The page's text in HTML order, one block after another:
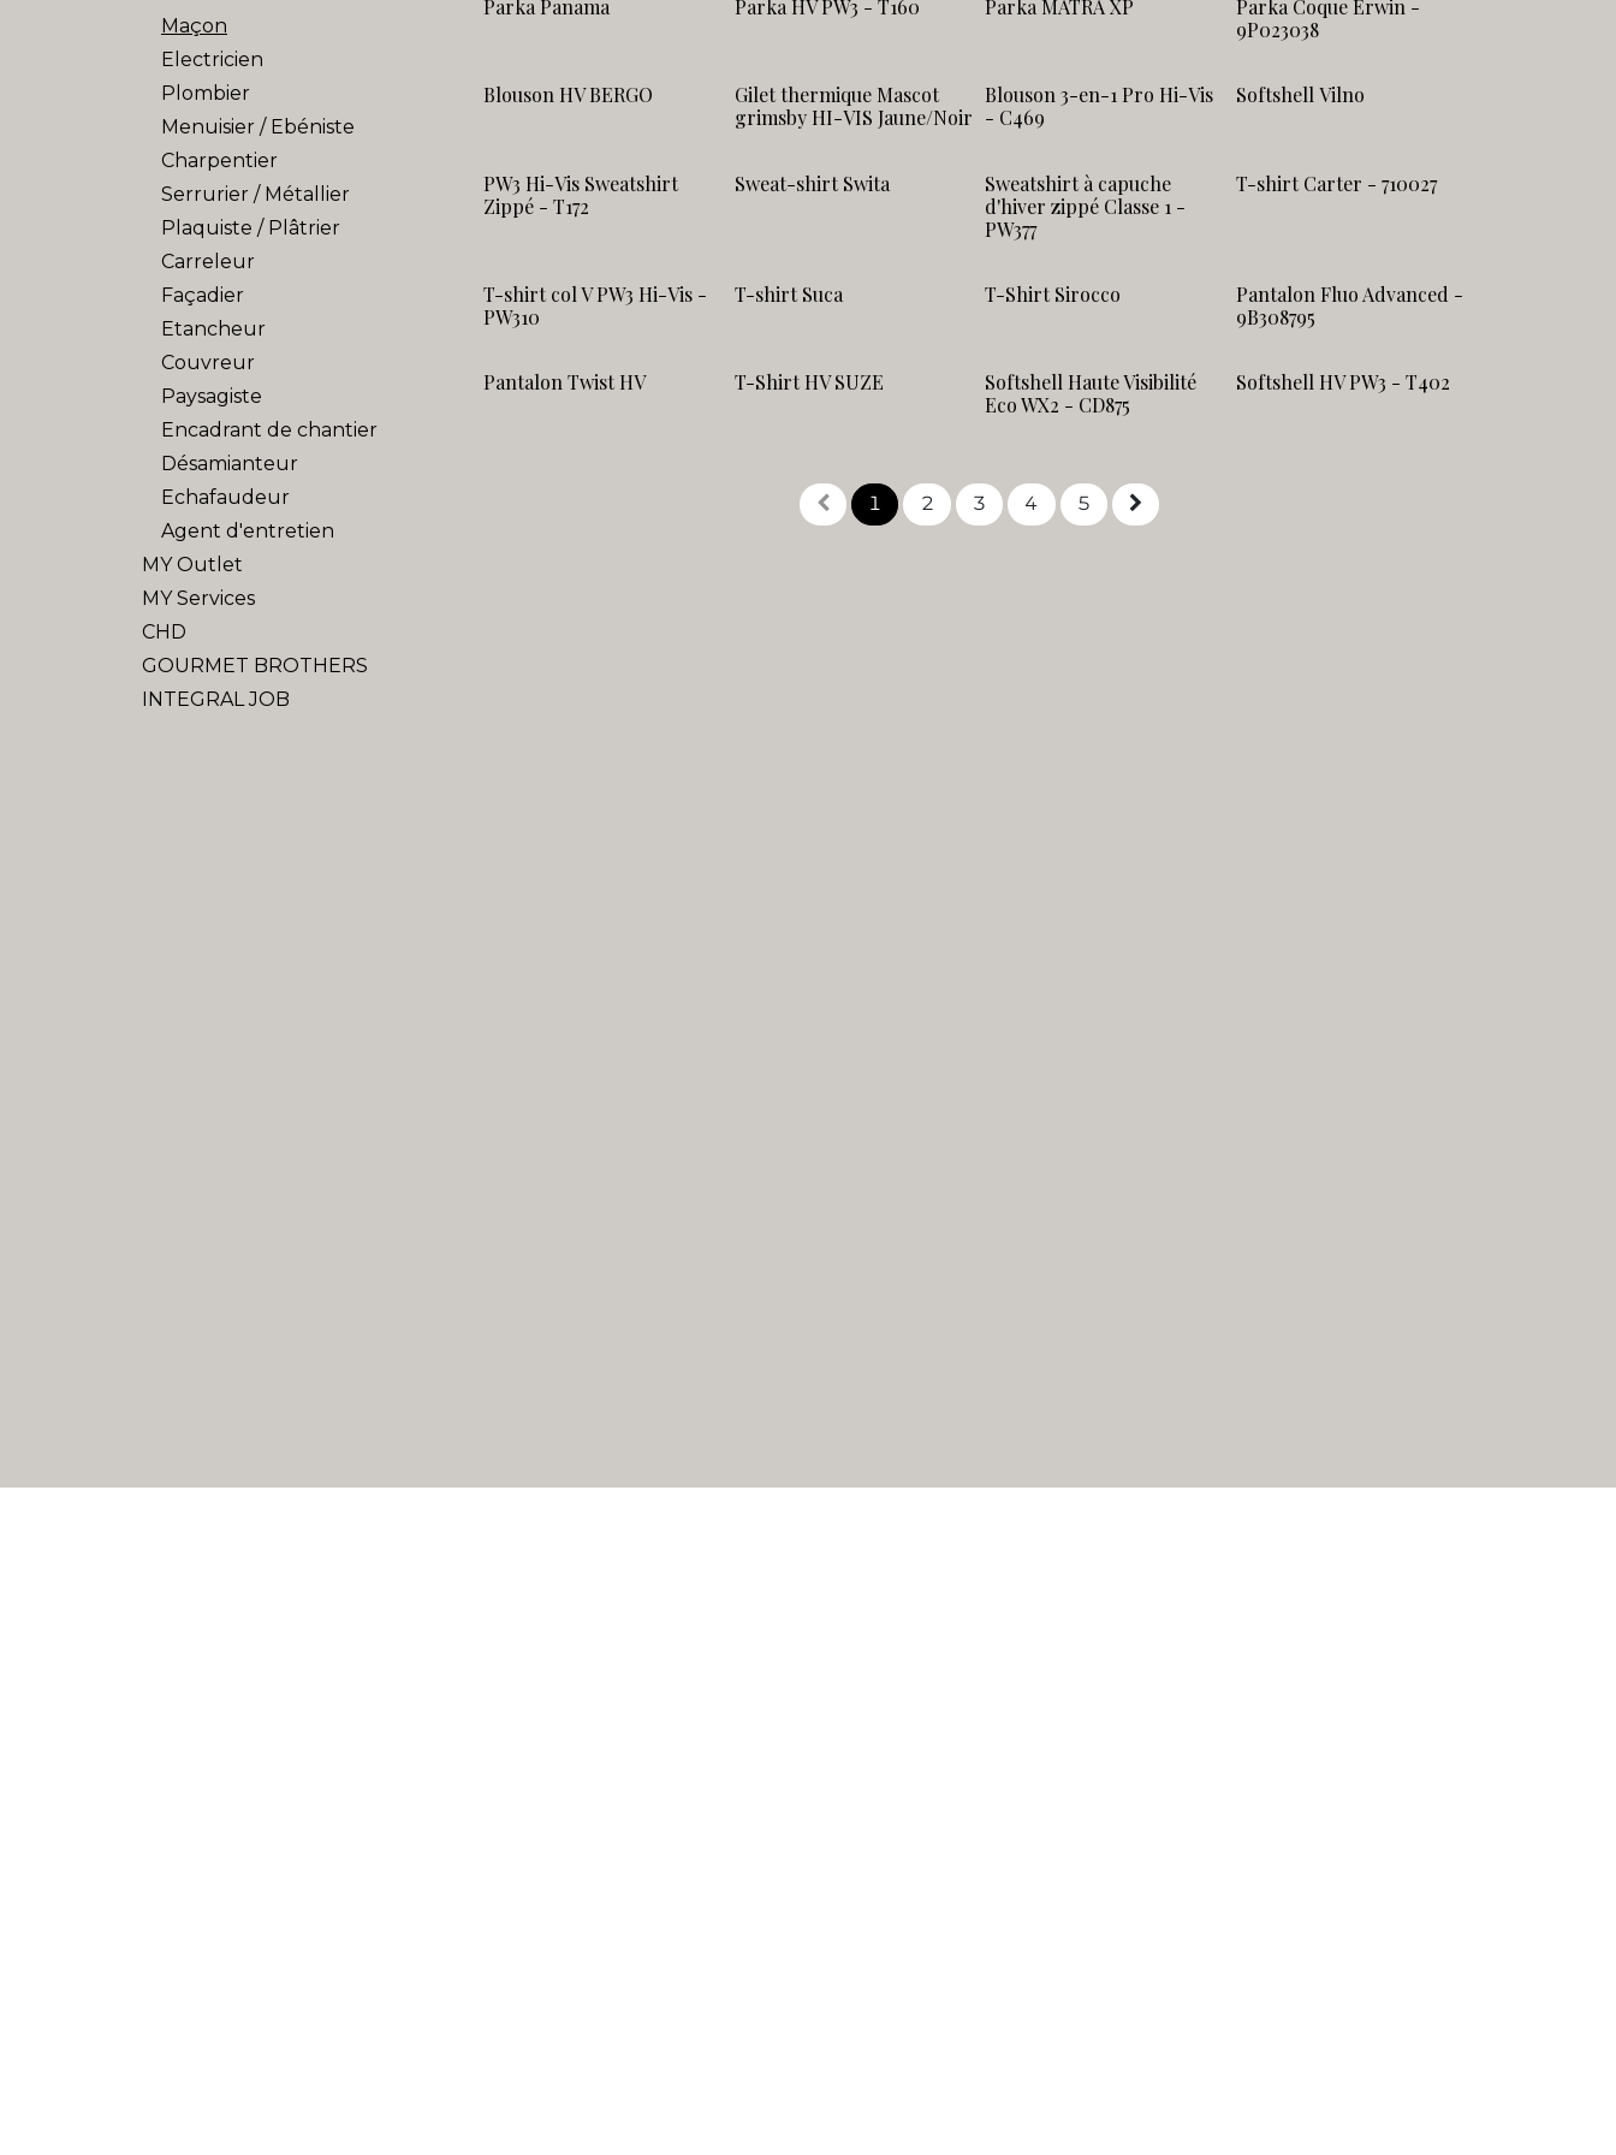
Maçon
Electricien
Plombier
Menuisier / Ebéniste
Charpentier
Serrurier / Métallier
Plaquiste / Plâtrier
Carreleur
Façadier
Etancheur
Couvreur
Paysagiste
Encadrant de chantier
Désamianteur
Echafaudeur
Agent d'entretien
MY Outlet
MY Services
CHD
GOURMET BROTHERS
INTEGRAL JOB
Parka Panama Parka HV PW3 - T160 Parka MATRA XP
Parka Coque Erwin -
9P023038
Blouson HV BERGO
Gilet thermique Mascot
grimsby HI-VIS Jaune/Noir
Blouson 3-en-1 Pro Hi-Vis
- C469
Softshell Vilno
PW3 Hi-Vis Sweatshirt
Zippé - T172
Sweat-shirt Swita
Sweatshirt à capuche
d'hiver zippé Classe 1 -
PW377
T-shirt Carter - 710027
T-shirt col V PW3 Hi-Vis -
PW310
T-shirt Suca T-Shirt Sirocco
Pantalon Fluo Advanced -
9B308795
Pantalon Twist HV T-Shirt HV SUZE
Softshell Haute Visibilité
Eco WX2 - CD875
Softshell HV PW3 - T402
1 2 3 4 5